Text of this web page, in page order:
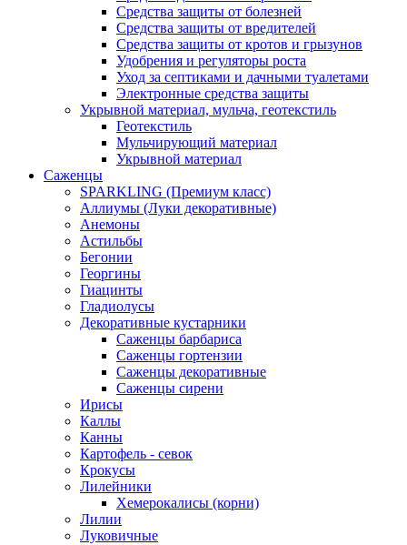
Средства защиты от болезней
Средства защиты от вредителей
Средства защиты от кротов и грызунов
Удобрения и регуляторы роста
Уход за септиками и дачными туалетами
Электронные средства защиты
Укрывной материал, мульча, геотекстиль
Геотекстиль
Мульчирующий материал
Укрывной материал
Саженцы
SPARKLING (Премиум класс)
Аллиумы (Луки декоративные)
Анемоны
Астильбы
Бегонии
Георгины
Гиацинты
Гладиолусы
Декоративные кустарники
Саженцы барбариса
Саженцы гортензии
Саженцы декоративные
Саженцы сирени
Ирисы
Каллы
Канны
Картофель - севок
Крокусы
Лилейники
Хемерокалисы (корни)
Лилии
Луковичные